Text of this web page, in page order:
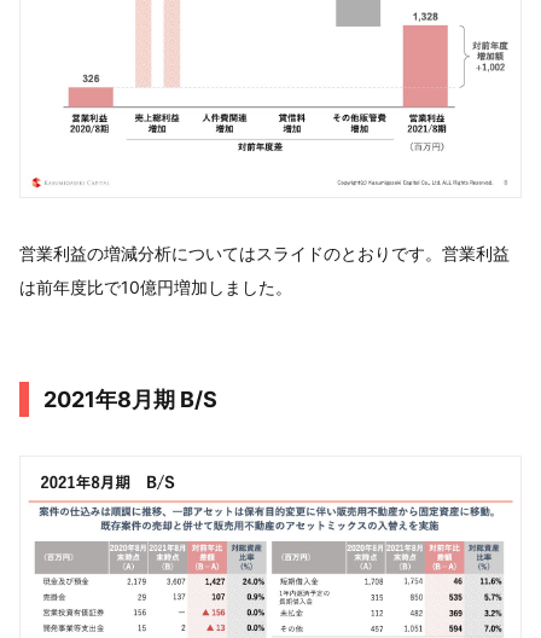
営業利益の増減分析についてはスライドのとおりです。営業利益
は前年度比で10億円増加しました。
2021年8⽉期 B/S